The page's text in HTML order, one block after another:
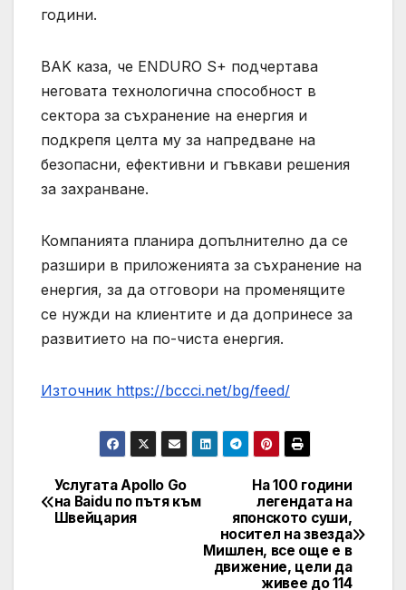
години.
BAK каза, че ENDURO S+ подчертава
неговата технологична способност в
сектора за съхранение на енергия и
подкрепя целта му за напредване на
безопасни, ефективни и гъвкави решения
за захранване.
Компанията планира допълнително да се
разшири в приложенията за съхранение на
енергия, за да отговори на променящите
се нужди на клиентите и да допринесе за
развитието на по-чиста енергия.
Източник https://bccci.net/bg/feed/
Post
navigation
На 100 години
легендата на
японското суши,
носител на звезда
Мишлен, все още е в
движение, цели да
живее до 114
Услугата Apollo Go
на Baidu по пътя към
Швейцария